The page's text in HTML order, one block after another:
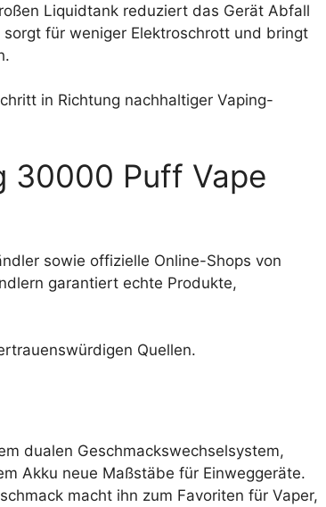
Liquidtank reduziert das Gerät Abfall
für weniger Elektroschrott und bringt
in Richtung nachhaltiger Vaping-
30000 Puff Vape
sowie offizielle Online-Shops von
garantiert echte Produkte,
Quellen.
dualen Geschmackswechselsystem,
Akku neue Maßstäbe für Einweggeräte.
macht ihn zum Favoriten für Vaper,